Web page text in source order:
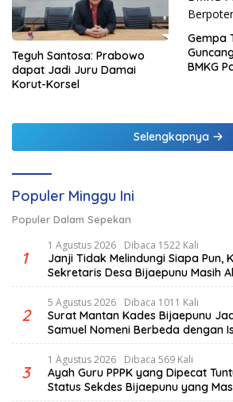
Teguh Santosa: Prabowo
dapat Jadi Juru Damai
Korut-Korsel
Gempa
BMKG
Selengkapnya
Populer Minggu Ini
Populer Dalam Sepekan
1
1 Agustus 2026 Dibaca 1522 Kali
Janji Tidak Melindungi Siapa Pun,
Sekretaris Desa Bijaepunu Masih
penjelasan Ketua Komisi I DPRD
2
5 Agustus 2026 Dibaca 1011 Kali
Surat Mantan Kades Bijaepunu
Samuel Nomeni Berbeda dengan
Beredar
3
1 Agustus 2026 Dibaca 569 Kali
Ayah Guru PPPK yang Dipecat
Status Sekdes Bijaepunu yang